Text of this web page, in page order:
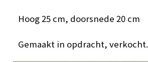
Hoog 25 cm, doorsnede 20 cm
Gemaakt in opdracht, verkocht.